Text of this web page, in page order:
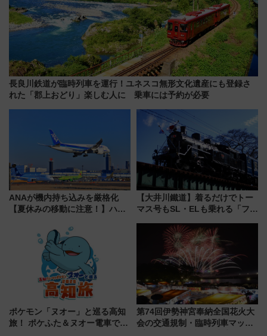
長良川鉄道が臨時列車を運行！ユネスコ無形文化遺産にも登録さ
れた「郡上おどり」楽しむ人に 乗車には予約が必要
ANAが機内持ち込みを厳格化
【夏休みの移動に注意！】ハン
「身の回り品」新サイズ制限
(40×30×20cm)おさらい
【大井川鐵道】着るだけでトー
マス号もSL・ELも乗れる「フリ
受注販売
ポケモン「ヌオー」と巡る高知
旅！ ポケふた＆ヌオー電車で楽
第74回伊勢神宮奉納全国花火大
会の交通規制・臨時列車マッ